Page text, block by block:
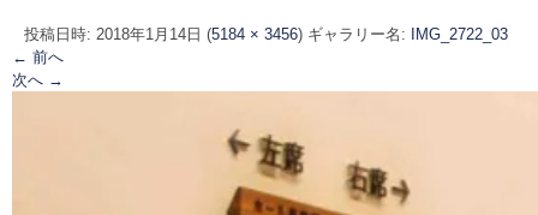
投稿日時: 2018年1月14日 (5184 × 3456) ギャラリー名:
IMG_2722_03
← 前へ
次へ →